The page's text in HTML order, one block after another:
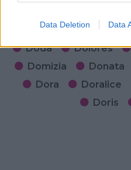
Data Deletion Data
Diamante
Doda
Dolores
Domizia
Donata
Dora
Doralice
Doris